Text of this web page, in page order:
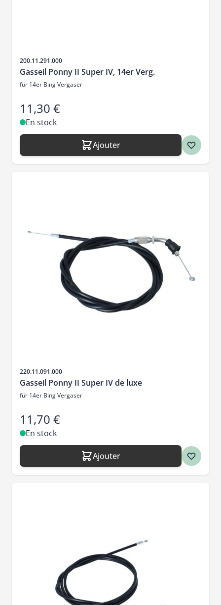
SKU
200.11.291.000
Gasseil Ponny II Super IV, 14er Verg.
für 14er Bing Vergaser
11,30 €
En stock
Ajouter
SKU
220.11.091.000
Gasseil Ponny II Super IV de luxe
für 14er Bing Vergaser
11,70 €
En stock
Ajouter